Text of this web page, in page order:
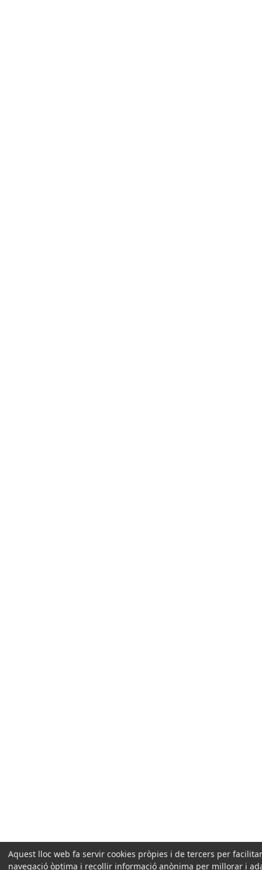
Aquest lloc web fa servir cookies pròpies i de tercers per
navegació òptima i recollir informació anònima per millorar i